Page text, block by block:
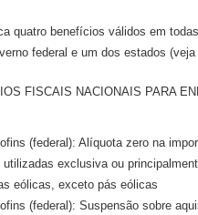
quatro benefícios válidos em
federal e um dos estados (veja
FISCAIS NACIONAIS PARA
(federal): Alíquota zero na
utilizadas exclusiva ou
eólicas, exceto pás eólicas
(federal): Suspensão sobre